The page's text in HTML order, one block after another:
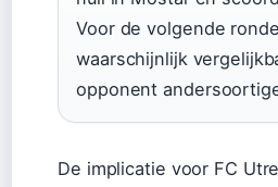
Voor de volgende
waarschijnlijk
opponent
De implicatie voor FC